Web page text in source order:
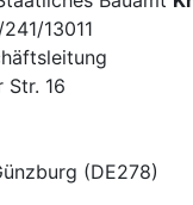
13011
Str. 16
(DE278)